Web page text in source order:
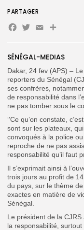
Search
for:
FR
SÉNÉGAL-MEDIAS
Dakar, 24 fev (APS) –
reporters du Sénégal
ses confrères,
de responsabilité dans
ne pas tomber sous le
‘’Ce qu’on constate,
sont sur les plateaux,
convoqués à la police
reproche de ne pas
responsabilité qu’il faut
Il s’exprimait ainsi à
trois jours au profit de
du pays, sur le thème
exactes en matière de
Sénégal.
Le président de la CJRS
la responsabilité, surtout
PARTAGER
Facebook
Twitter
Email